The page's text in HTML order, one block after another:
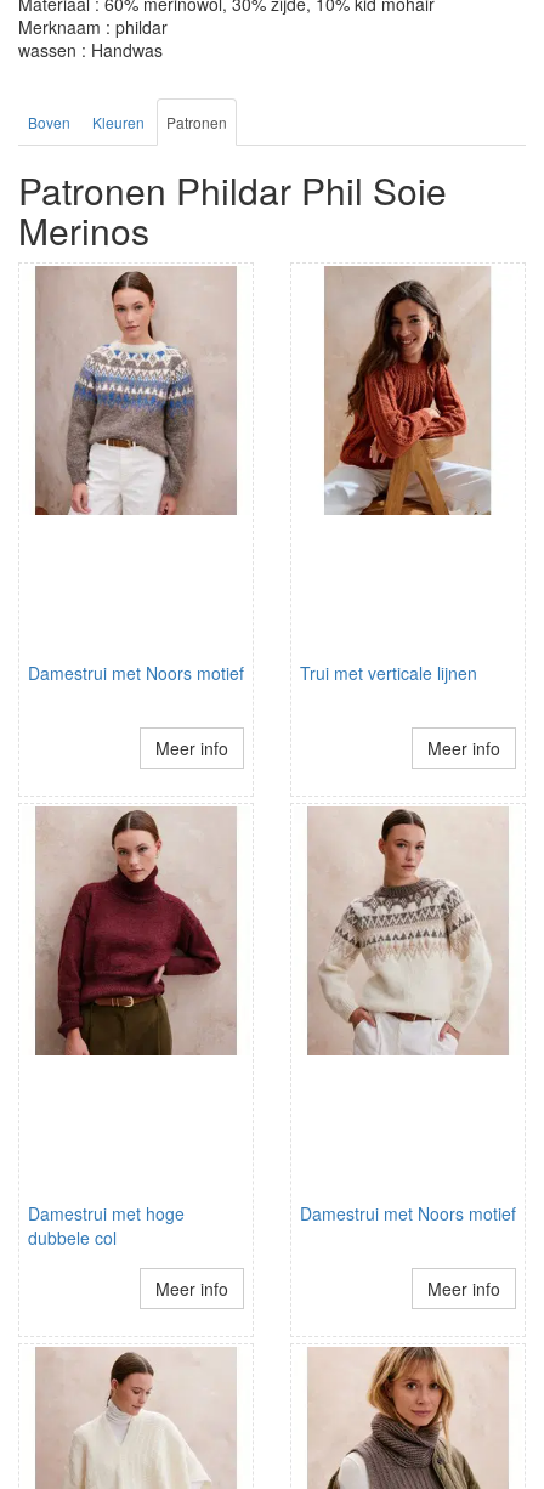
Merknaam : phildar
wassen : Handwas
Boven Kleuren Patronen
Patronen Phildar Phil Soie
Merinos
Damestrui met Noors motief
Meer info
Trui met verticale lijnen
Meer info
Damestrui met hoge
dubbele col
Meer info
Damestrui met Noors motief
Meer info